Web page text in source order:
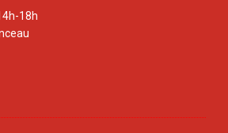
18h